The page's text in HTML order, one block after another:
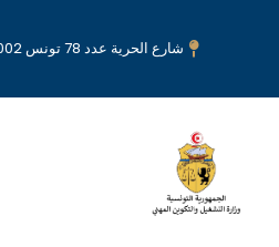
شارع الحرية عدد 78 تونس 1002